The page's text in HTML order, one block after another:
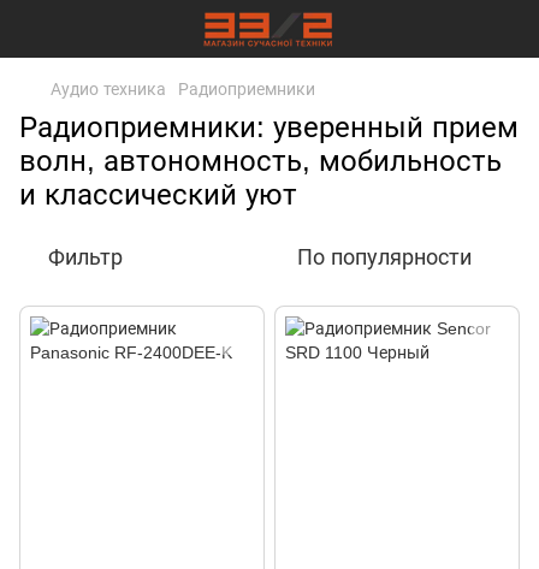
Аудио техника Радиоприемники
Радиоприемники: уверенный прием
волн, автономность, мобильность
и классический уют
Фильтр По популярности